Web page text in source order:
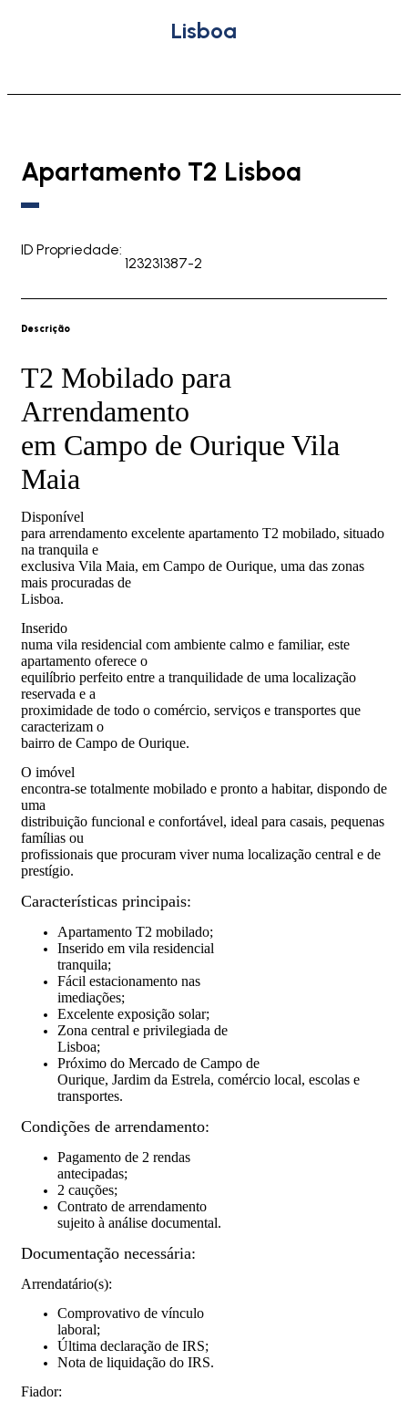
Lisboa
Apartamento T2 Lisboa
ID Propriedade:
123231387-2
Descrição
T2 Mobilado para
Arrendamento
em Campo de Ourique Vila
Maia
Disponível
para arrendamento excelente apartamento T2 mobilado, situado
na tranquila e
exclusiva Vila Maia, em Campo de Ourique, uma das zonas
mais procuradas de
Lisboa.
Inserido
numa vila residencial com ambiente calmo e familiar, este
apartamento oferece o
equilíbrio perfeito entre a tranquilidade de uma localização
reservada e a
proximidade de todo o comércio, serviços e transportes que
caracterizam o
bairro de Campo de Ourique.
O imóvel
encontra-se totalmente mobilado e pronto a habitar, dispondo de
uma
distribuição funcional e confortável, ideal para casais, pequenas
famílias ou
profissionais que procuram viver numa localização central e de
prestígio.
Características principais:
Apartamento T2 mobilado;
Inserido em vila residencial
tranquila;
Fácil estacionamento nas
imediações;
Excelente exposição solar;
Zona central e privilegiada de
Lisboa;
Próximo do Mercado de Campo de
Ourique, Jardim da Estrela, comércio local, escolas e
transportes.
Condições de arrendamento:
Pagamento de 2 rendas
antecipadas;
2 cauções;
Contrato de arrendamento
sujeito à análise documental.
Documentação necessária:
Arrendatário(s):
Comprovativo de vínculo
laboral;
Última declaração de IRS;
Nota de liquidação do IRS.
Fiador: